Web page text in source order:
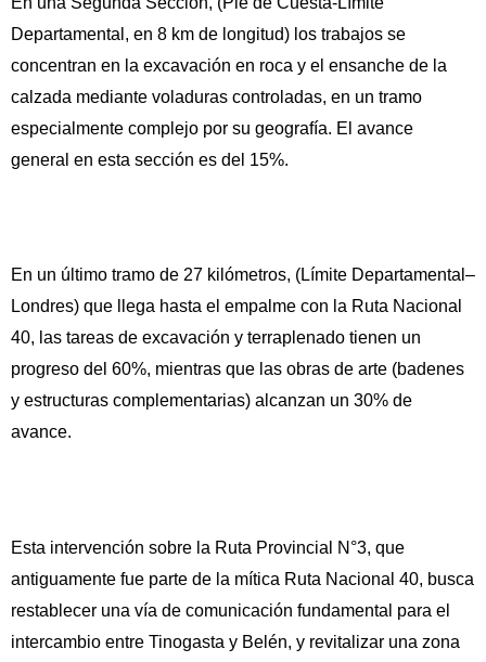
Departamental, en 8 km de longitud) los trabajos se
concentran en la excavación en roca y el ensanche de la
calzada mediante voladuras controladas, en un tramo
especialmente complejo por su geografía. El avance
general en esta sección es del 15%.
En un último tramo de 27 kilómetros, (Límite Departamental–
Londres) que llega hasta el empalme con la Ruta Nacional
40, las tareas de excavación y terraplenado tienen un
progreso del 60%, mientras que las obras de arte (badenes
y estructuras complementarias) alcanzan un 30% de
avance.
Esta intervención sobre la Ruta Provincial N°3, que
antiguamente fue parte de la mítica Ruta Nacional 40, busca
restablecer una vía de comunicación fundamental para el
intercambio entre Tinogasta y Belén, y revitalizar una zona